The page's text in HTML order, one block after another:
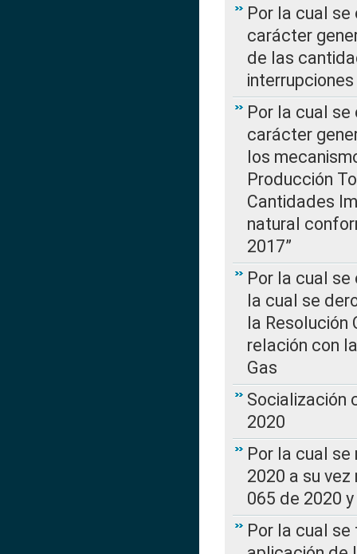
Por la cual
carácter
de las
Por la cual
carácter
los
Producción
Cantidades
natural
2017”
Por la cual
la cual se
la Resolución
relación con
Gas
Socialización
2020
Por la cual se
2020 a su
065 de 2020
Por la cual